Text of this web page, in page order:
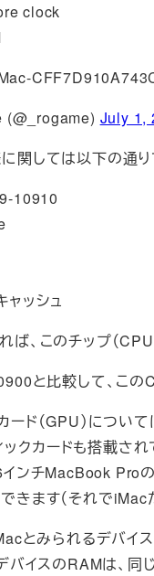
clock
July 1,
関しては以下の通り
10910
ッシュ
ば、このチップ（
と比較して、この
ード（GPU）につ
クカードも搭載さ
ンチMacBook Pro
きます（それでiMac
とみられるデバイ
イスのRAMは、同